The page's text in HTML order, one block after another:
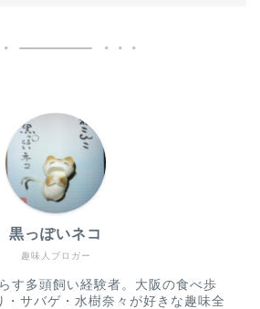
趣味人ブロガー
黒っぽいネコ
す多頭飼い経験者。大阪の食べ歩
・サバゲ・水樹奈々が好きな趣味全